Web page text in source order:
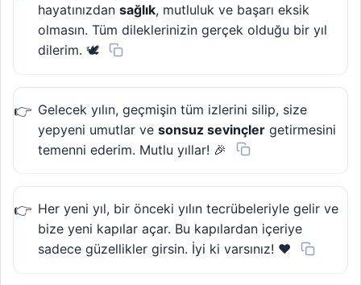
hayatınızdan sağlık, mutluluk ve başarı eksik
olmasın. Tüm dileklerinizin gerçek olduğu bir yıl
dilerim. 🕊️
Gelecek yılın, geçmişin tüm izlerini silip, size
yepyeni umutlar ve sonsuz sevinçler getirmesini
temenni ederim. Mutlu yıllar! 🎉
Her yeni yıl, bir önceki yılın tecrübeleriyle gelir ve
bize yeni kapılar açar. Bu kapılardan içeriye
sadece güzellikler girsin. İyi ki varsınız! ❤️